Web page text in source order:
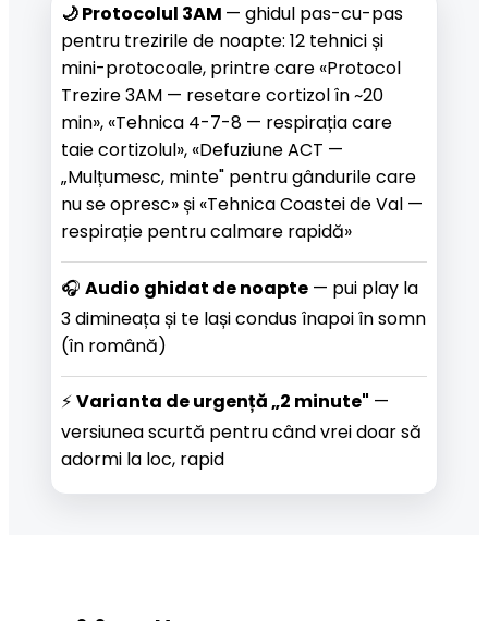
🌙 Protocolul 3AM — ghidul pas-cu-pas
pentru trezirile de noapte: 12 tehnici și
mini-protocoale, printre care «Protocol
Trezire 3AM — resetare cortizol în ~20
min», «Tehnica 4-7-8 — respirația care
taie cortizolul», «Defuziune ACT —
„Mulțumesc, minte" pentru gândurile care
nu se opresc» și «Tehnica Coastei de Val —
respirație pentru calmare rapidă»
🎧 Audio ghidat de noapte — pui play la
3 dimineața și te lași condus înapoi în somn
(în română)
⚡ Varianta de urgență „2 minute" —
versiunea scurtă pentru când vrei doar să
adormi la loc, rapid